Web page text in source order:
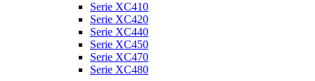
Serie XC410
Serie XC420
Serie XC440
Serie XC450
Serie XC470
Serie XC480